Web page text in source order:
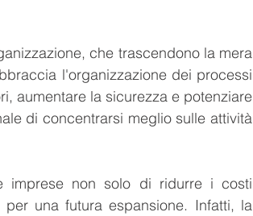
che trascendono la mera
l'organizzazione dei processi
aumentare la sicurezza e potenziare
di concentrarsi meglio sulle attività
imprese non solo di ridurre i costi
una futura espansione. Infatti, la